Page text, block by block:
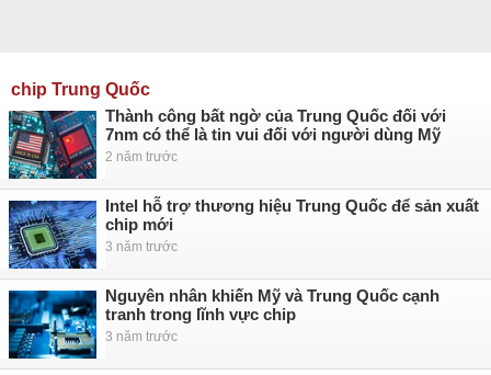
chip Trung Quốc
Thành công bất ngờ của Trung Quốc đối với
7nm có thể là tin vui đối với người dùng Mỹ
2 năm trước
Intel hỗ trợ thương hiệu Trung Quốc để sản xuất
chip mới
3 năm trước
Nguyên nhân khiến Mỹ và Trung Quốc cạnh
tranh trong lĩnh vực chip
3 năm trước